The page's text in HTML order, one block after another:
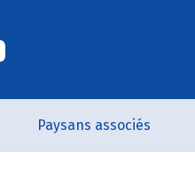
Paysans associés